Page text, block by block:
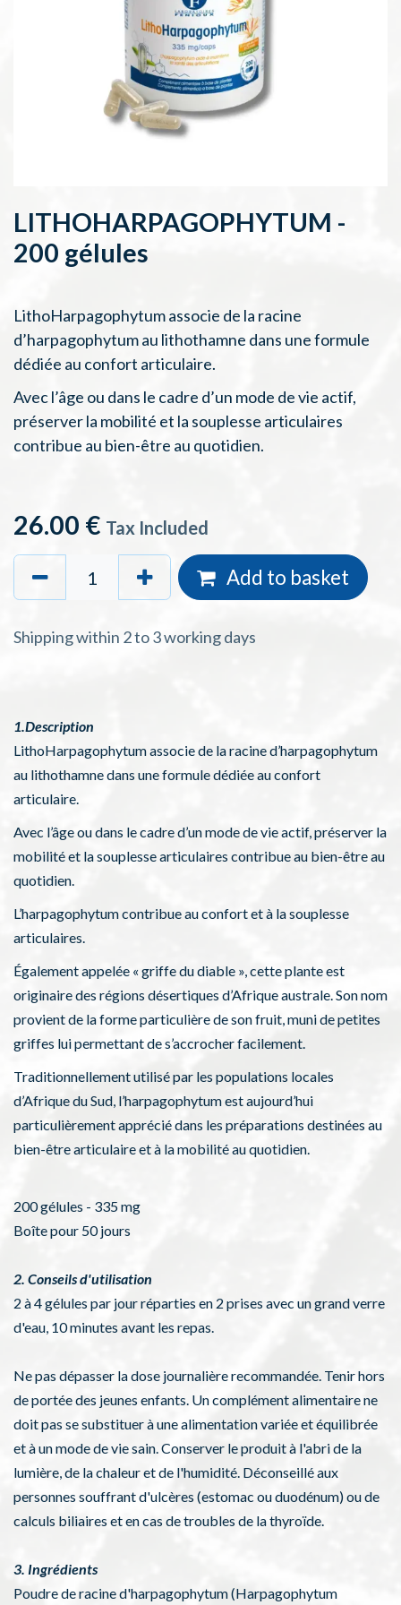
LITHOHARPAGOPHYTUM -
200 gélules
LithoHarpagophytum associe de la racine
d’harpagophytum au lithothamne dans une formule
dédiée au confort articulaire.
Avec l’âge ou dans le cadre d’un mode de vie actif,
préserver la mobilité et la souplesse articulaires
contribue au bien-être au quotidien.
26.00 € Tax Included
Add to basket
Shipping within 2 to 3 working days
1.Description
LithoHarpagophytum associe de la racine d’harpagophytum
au lithothamne dans une formule dédiée au confort
articulaire.
Avec l’âge ou dans le cadre d’un mode de vie actif, préserver la
mobilité et la souplesse articulaires contribue au bien-être au
quotidien.
L’harpagophytum contribue au confort et à la souplesse
articulaires.
Également appelée « griffe du diable », cette plante est
originaire des régions désertiques d’Afrique australe. Son nom
provient de la forme particulière de son fruit, muni de petites
griffes lui permettant de s’accrocher facilement.
Traditionnellement utilisé par les populations locales
d’Afrique du Sud, l’harpagophytum est aujourd’hui
particulièrement apprécié dans les préparations destinées au
bien-être articulaire et à la mobilité au quotidien.
200 gélules - 335 mg
Boîte pour 50 jours
2. Conseils d'utilisation
2 à 4 gélules par jour réparties en 2 prises avec un grand verre
d'eau, 10 minutes avant les repas.
Ne pas dépasser la dose journalière recommandée. Tenir hors
de portée des jeunes enfants. Un complément alimentaire ne
doit pas se substituer à une alimentation variée et équilibrée
et à un mode de vie sain. Conserver le produit à l'abri de la
lumière, de la chaleur et de l'humidité. Déconseillé aux
personnes souffrant d'ulcères (estomac ou duodénum) ou de
calculs biliaires et en cas de troubles de la thyroïde.
3. Ingrédients
Poudre de racine d'harpagophytum (Harpagophytum